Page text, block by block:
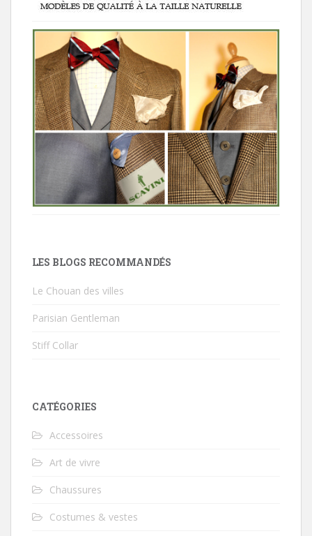
LES BLOGS RECOMMANDÉS
Le Chouan des villes
Parisian Gentleman
Stiff Collar
CATÉGORIES
Accessoires
Art de vivre
Chaussures
Costumes & vestes